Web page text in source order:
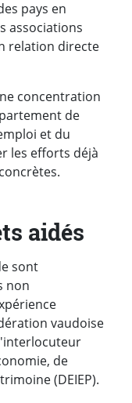
pays en
associations
relation directe
concentration
de
et du
les efforts déjà
aidés
sont
non
vaudoise
de
(DEIEP).